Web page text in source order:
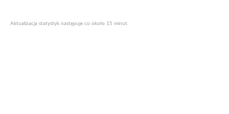
Aktualizacja statystyk następuje co około 15 minut.